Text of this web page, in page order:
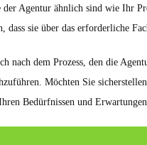
der Agentur ähnlich sind wie Ihr
dass sie über das erforderliche
nach dem Prozess, den die
Möchten Sie
Bedürfnissen und